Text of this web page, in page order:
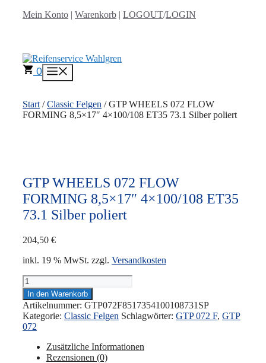
Mein Konto | Warenkorb | LOGOUT/LOGIN
0
Start /Classic Felgen / GTP WHEELS 072 FLOW
FORMING 8,5×17″ 4×100/108 ET35 73.1 Silber poliert
GTP WHEELS 072 FLOW
FORMING 8,5×17″ 4×100/108 ET35
73.1 Silber poliert
204,50 €
inkl. 19 % MwSt. zzgl. Versandkosten
GTP
WHEELS
072
FLOW
FORMING
8,5x17"
4x100/108
ET35
In den Warenkorb
Artikelnummer: GTP072F8517354100108731SP
Kategorie: Classic Felgen Schlagwörter: GTP 072 F, GTP
072
Zusätzliche Informationen
Rezensionen (0)